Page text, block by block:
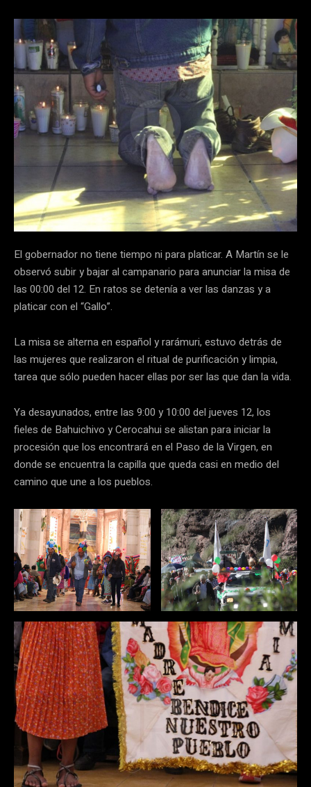
El gobernador no tiene tiempo ni para platicar. A Martín se le
observó subir y bajar al campanario para anunciar la misa de
las 00:00 del 12. En ratos se detenía a ver las danzas y a
platicar con el “Gallo”.
La misa se alterna en español y rarámuri, estuvo detrás de
las mujeres que realizaron el ritual de purificación y limpia,
tarea que sólo pueden hacer ellas por ser las que dan la vida.
Ya desayunados, entre las 9:00 y 10:00 del jueves 12, los
fieles de Bahuichivo y Cerocahui se alistan para iniciar la
procesión que los encontrará en el Paso de la Virgen, en
donde se encuentra la capilla que queda casi en medio del
camino que une a los pueblos.